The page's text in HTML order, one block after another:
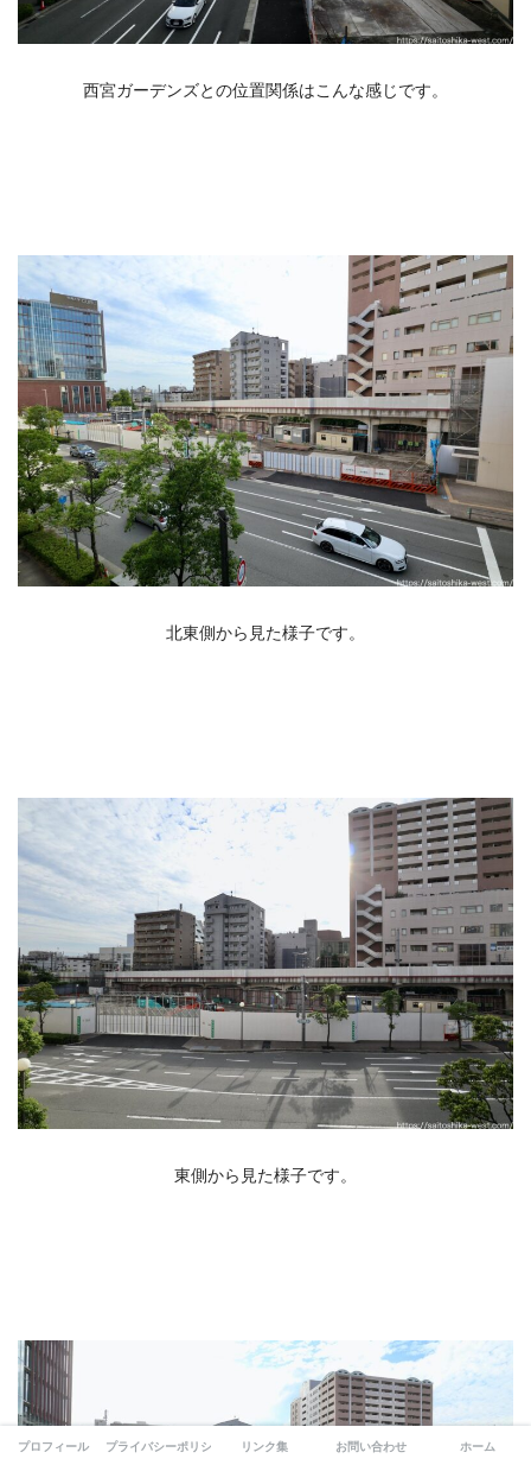
西宮ガーデンズとの位置関係はこんな感じです。
北東側から見た様子です。
東側から見た様子です。
プロフィール プライバシーポリシー リンク集 お問い合わせ ホーム